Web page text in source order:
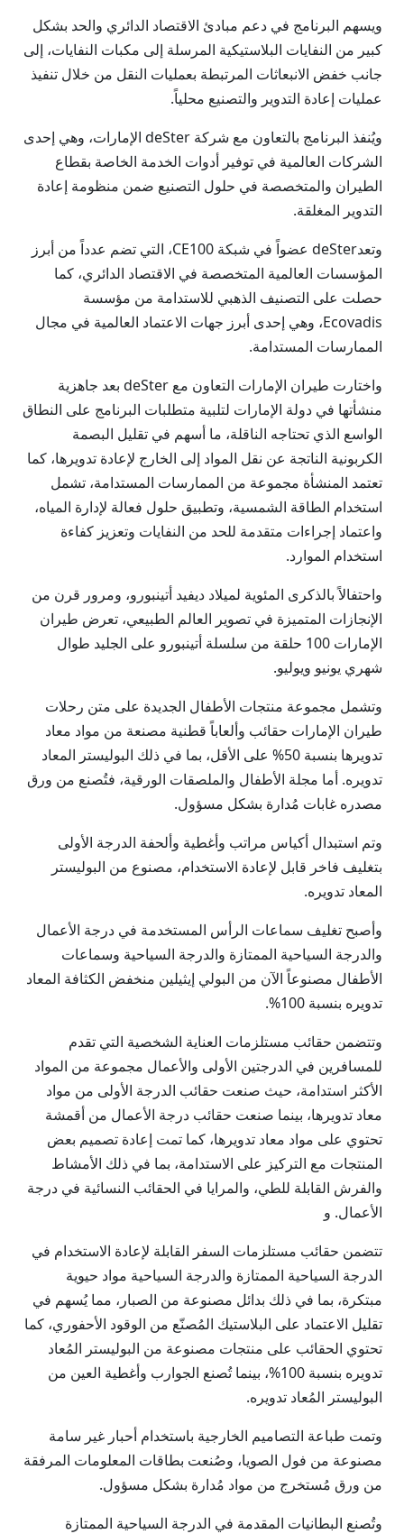
ويسهم البرنامج في دعم مبادئ الاقتصاد الدائري والحد بشكل
كبير من النفايات البلاستيكية المرسلة إلى مكبات النفايات، إلى
جانب خفض الانبعاثات المرتبطة بعمليات النقل من خلال تنفيذ
عمليات إعادة التدوير والتصنيع محلياً.
ويُنفذ البرنامج بالتعاون مع شركة deSter الإمارات، وهي إحدى
الشركات العالمية في توفير أدوات الخدمة الخاصة بقطاع
الطيران والمتخصصة في حلول التصنيع ضمن منظومة إعادة
التدوير المغلقة.
وتعدdeSter عضواً في شبكة CE100، التي تضم عدداً من أبرز
المؤسسات العالمية المتخصصة في الاقتصاد الدائري، كما
حصلت على التصنيف الذهبي للاستدامة من مؤسسة
Ecovadis، وهي إحدى أبرز جهات الاعتماد العالمية في مجال
الممارسات المستدامة.
واختارت طيران الإمارات التعاون مع deSter بعد جاهزية
منشأتها في دولة الإمارات لتلبية متطلبات البرنامج على النطاق
الواسع الذي تحتاجه الناقلة، ما أسهم في تقليل البصمة
الكربونية الناتجة عن نقل المواد إلى الخارج لإعادة تدويرها، كما
تعتمد المنشأة مجموعة من الممارسات المستدامة، تشمل
استخدام الطاقة الشمسية، وتطبيق حلول فعالة لإدارة المياه،
واعتماد إجراءات متقدمة للحد من النفايات وتعزيز كفاءة
استخدام الموارد.
واحتفالاً بالذكرى المئوية لميلاد ديفيد أتينبورو، ومرور قرن من
الإنجازات المتميزة في تصوير العالم الطبيعي، تعرض طيران
الإمارات 100 حلقة من سلسلة أتينبورو على الجليد طوال
شهري يونيو ويوليو.
وتشمل مجموعة منتجات الأطفال الجديدة على متن رحلات
طيران الإمارات حقائب وألعاباً قطنية مصنعة من مواد معاد
تدويرها بنسبة 50% على الأقل، بما في ذلك البوليستر المعاد
تدويره. أما مجلة الأطفال والملصقات الورقية، فتُصنع من ورق
مصدره غابات مُدارة بشكل مسؤول.
وتم استبدال أكياس مراتب وأغطية وألحفة الدرجة الأولى
بتغليف فاخر قابل لإعادة الاستخدام، مصنوع من البوليستر
المعاد تدويره.
وأصبح تغليف سماعات الرأس المستخدمة في درجة الأعمال
والدرجة السياحية الممتازة والدرجة السياحية وسماعات
الأطفال مصنوعاً الآن من البولي إيثيلين منخفض الكثافة المعاد
تدويره بنسبة 100%.
وتتضمن حقائب مستلزمات العناية الشخصية التي تقدم
للمسافرين في الدرجتين الأولى والأعمال مجموعة من المواد
الأكثر استدامة، حيث صنعت حقائب الدرجة الأولى من مواد
معاد تدويرها، بينما صنعت حقائب درجة الأعمال من أقمشة
تحتوي على مواد معاد تدويرها، كما تمت إعادة تصميم بعض
المنتجات مع التركيز على الاستدامة، بما في ذلك الأمشاط
والفرش القابلة للطي، والمرايا في الحقائب النسائية في درجة
الأعمال. و
تتضمن حقائب مستلزمات السفر القابلة لإعادة الاستخدام في
الدرجة السياحية الممتازة والدرجة السياحية مواد حيوية
مبتكرة، بما في ذلك بدائل مصنوعة من الصبار، مما يُسهم في
تقليل الاعتماد على البلاستيك المُصنّع من الوقود الأحفوري، كما
تحتوي الحقائب على منتجات مصنوعة من البوليستر المُعاد
تدويره بنسبة 100%، بينما تُصنع الجوارب وأغطية العين من
البوليستر المُعاد تدويره.
وتمت طباعة التصاميم الخارجية باستخدام أحبار غير سامة
مصنوعة من فول الصويا، وصُنعت بطاقات المعلومات المرفقة
من ورق مُستخرج من مواد مُدارة بشكل مسؤول.
وتُصنع البطانيات المقدمة في الدرجة السياحية الممتازة